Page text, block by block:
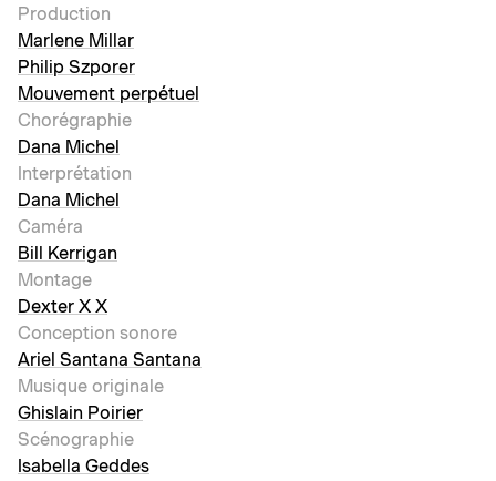
Production
Marlene Millar
Philip Szporer
Mouvement perpétuel
Chorégraphie
Dana Michel
Interprétation
Dana Michel
Caméra
Bill Kerrigan
Montage
Dexter X X
Conception sonore
Ariel Santana Santana
Musique originale
Ghislain Poirier
Scénographie
Isabella Geddes